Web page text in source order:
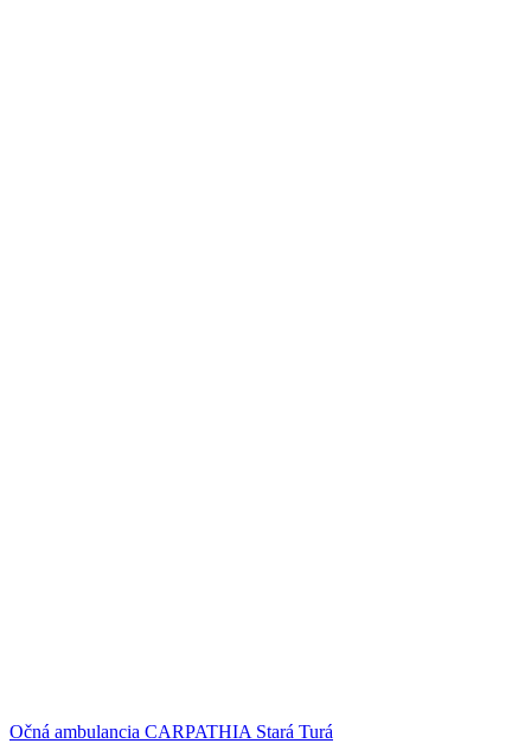
Očná ambulancia CARPATHIA Stará Turá